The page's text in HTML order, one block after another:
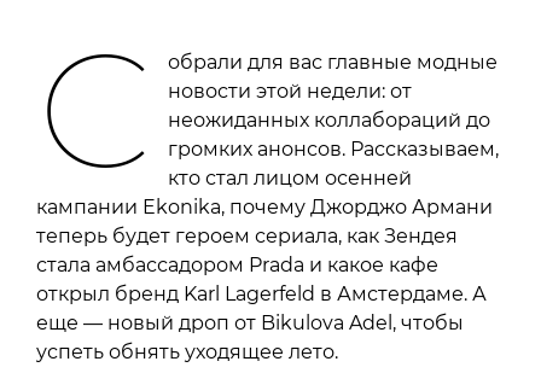
С
обрали для вас главные модные
новости этой недели: от
неожиданных коллабораций до
громких анонсов. Рассказываем,
кто стал лицом осенней
кампании Ekonika, почему Джорджо Армани
теперь будет героем сериала, как Зендея
стала амбассадором Prada и какое кафе
открыл бренд Karl Lagerfeld в Амстердаме. А
еще — новый дроп от Bikulova Adel, чтобы
успеть обнять уходящее лето.